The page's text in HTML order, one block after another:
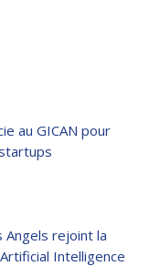
au GICAN pour
Angels rejoint la
Intelligence